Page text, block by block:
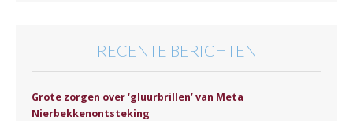
RECENTE BERICHTEN
Grote zorgen over ‘gluurbrillen’ van Meta
Nierbekkenontsteking